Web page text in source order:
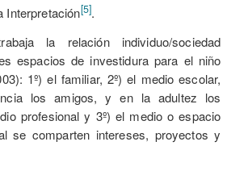
Interpretación[5].
la relación individuo/sociedad
espacios de investidura para el niño
1º) el familiar, 2º) el medio escolar,
los amigos, y en la adultez los
profesional y 3º) el medio o espacio
se comparten intereses, proyectos y